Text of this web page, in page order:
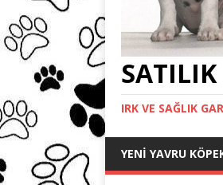
SATILIK
IRK VE SAĞLIK
YENI YAVRU